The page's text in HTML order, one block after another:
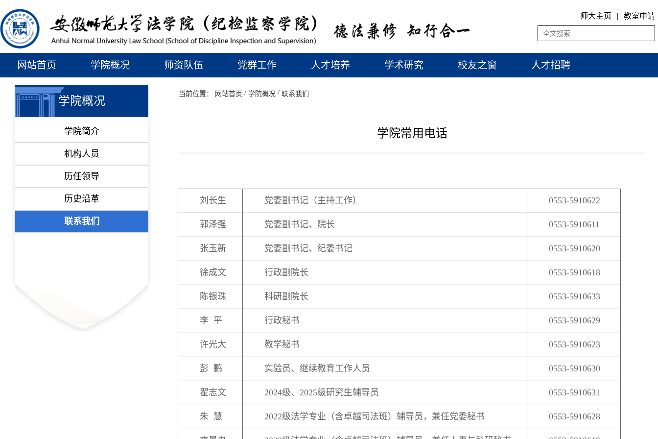
师大主页 | 教室申请
网站首页 学院概况 师资队伍 党群工作 人才培养 学术研究 校友之窗 人才招聘
学院概况
学院简介
机构人员
历任领导
历史沿革
联系我们
当前位置： 网站首页 / 学院概况 / 联系我们
学院常用电话
刘长生 党委副书记（主持工作） 0553-5910622
郭泽强 党委副书记、院长 0553-5910611
张玉新 党委副书记、纪委书记 0553-5910620
徐成文 行政副院长 0553-5910618
陈银珠 科研副院长 0553-5910633
李 平 行政秘书 0553-5910629
许光大 教学秘书 0553-5910623
彭 鹏 实验员、继续教育工作人员 0553-5910630
翟志文 2024级、2025级研究生辅导员 0553-5910631
朱 慧 2022级法学专业（含卓越司法班）辅导员，兼任党委秘书 0553-5910628